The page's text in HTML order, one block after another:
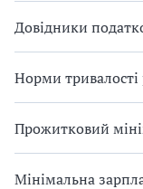
Довідники
Норми тривалості
Прожитковий
Мінімальна